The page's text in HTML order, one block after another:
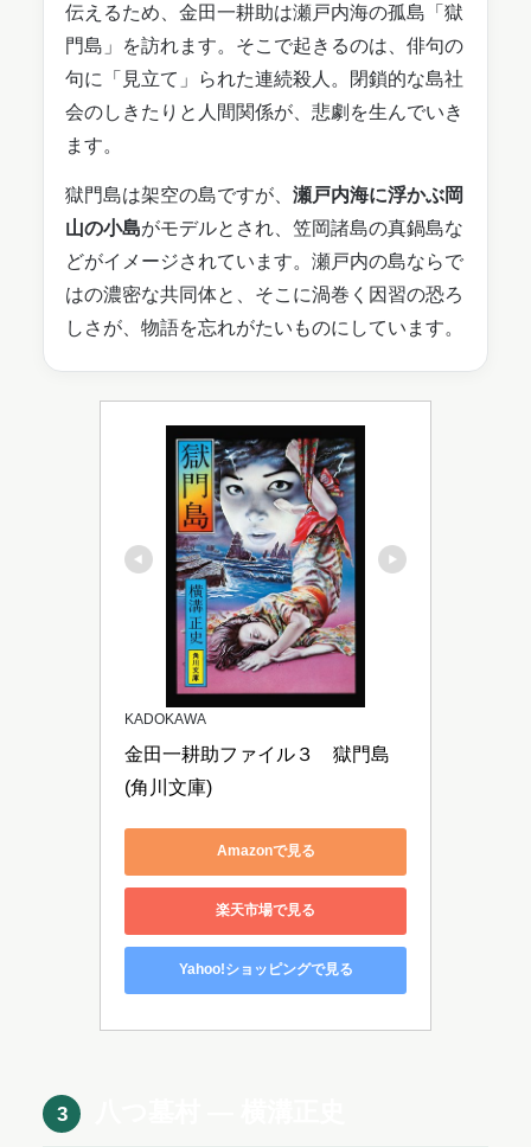
伝えるため、金田一耕助は瀬戸内海の孤島「獄
門島」を訪れます。そこで起きるのは、俳句の
句に「見立て」られた連続殺人。閉鎖的な島社
会のしきたりと人間関係が、悲劇を生んでいき
ます。
獄門島は架空の島ですが、 瀬戸内海に浮かぶ岡
山の小島がモデルとされ、笠岡諸島の真鍋島な
どがイメージされています。瀬戸内の島ならで
はの濃密な共同体と、そこに渦巻く因習の恐ろ
しさが、物語を忘れがたいものにしています。
KADOKAWA
金田一耕助ファイル３　獄門島
(角川文庫)
Amazonで見る
楽天市場で見る
Yahoo!ショッピングで見る
3